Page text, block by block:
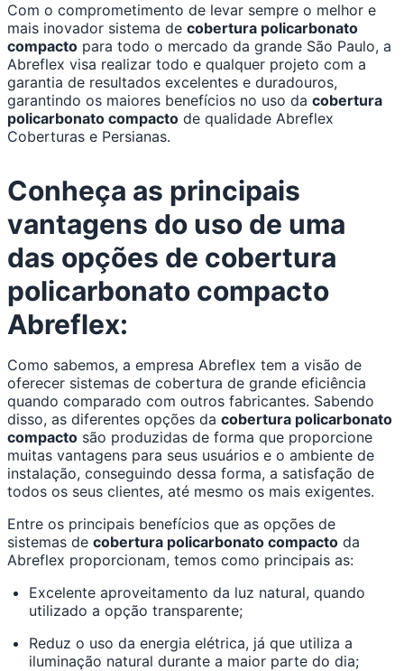
Com o comprometimento de levar sempre o melhor e
mais inovador sistema de cobertura policarbonato
compacto para todo o mercado da grande São Paulo, a
Abreflex visa realizar todo e qualquer projeto com a
garantia de resultados excelentes e duradouros,
garantindo os maiores benefícios no uso da cobertura
policarbonato compacto de qualidade Abreflex
Coberturas e Persianas.
Conheça as principais
vantagens do uso de uma
das opções de cobertura
policarbonato compacto
Abreflex:
Como sabemos, a empresa Abreflex tem a visão de
oferecer sistemas de cobertura de grande eficiência
quando comparado com outros fabricantes. Sabendo
disso, as diferentes opções da cobertura policarbonato
compacto são produzidas de forma que proporcione
muitas vantagens para seus usuários e o ambiente de
instalação, conseguindo dessa forma, a satisfação de
todos os seus clientes, até mesmo os mais exigentes.
Entre os principais benefícios que as opções de
sistemas de cobertura policarbonato compacto da
Abreflex proporcionam, temos como principais as:
Excelente aproveitamento da luz natural, quando
utilizado a opção transparente;
Reduz o uso da energia elétrica, já que utiliza a
iluminação natural durante a maior parte do dia;